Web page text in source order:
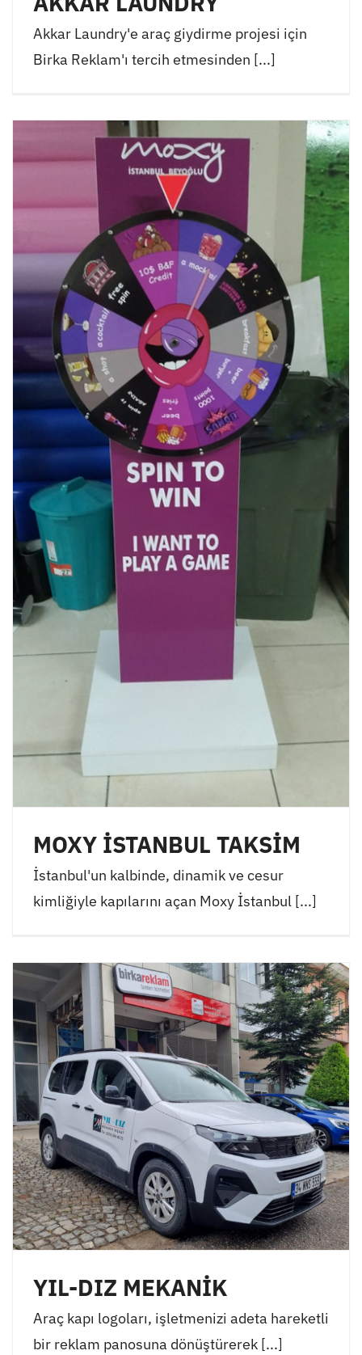
Akkar Laundry'e araç giydirme projesi için
Birka Reklam'ı tercih etmesinden [...]
MOXY İSTANBUL TAKSİM
İstanbul'un kalbinde, dinamik ve cesur
kimliğiyle kapılarını açan Moxy İstanbul [...]
YIL-DIZ MEKANİK
Araç kapı logoları, işletmenizi adeta hareketli
bir reklam panosuna dönüştürerek [...]